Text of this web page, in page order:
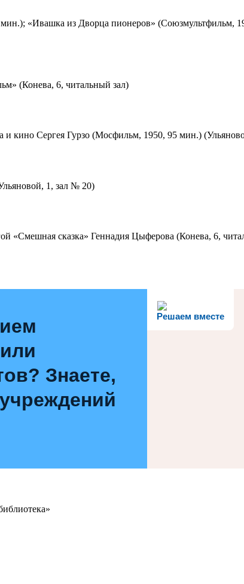
«Ивашка из Дворца пионеров» (Союзмультфильм,
(Конева, 6, читальный зал)
и кино Сергея Гурзо (Мосфильм, 1950, 95 мин.)
1, зал № 20)
«Смешная сказка» Геннадия Цыферова (Конева, 6,
Решаем вместе
Знаете,